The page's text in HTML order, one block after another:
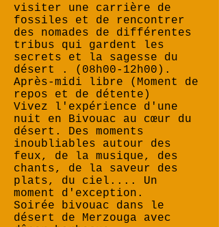
visiter une carrière de
fossiles et de rencontrer
des nomades de différentes
tribus qui gardent les
secrets et la sagesse du
désert . (08h00-12h00).
Après-midi libre (Moment de
repos et de détente)
Vivez l'expérience d'une
nuit en Bivouac au cœur du
désert. Des moments
inoubliables autour des
feux, de la musique, des
chants, de la saveur des
plats, du ciel.... Un
moment d'exception.
Soirée bivouac dans le
désert de Merzouga avec